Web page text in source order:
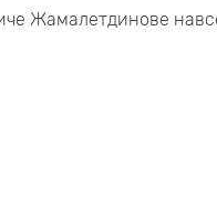
Жамалетдинове